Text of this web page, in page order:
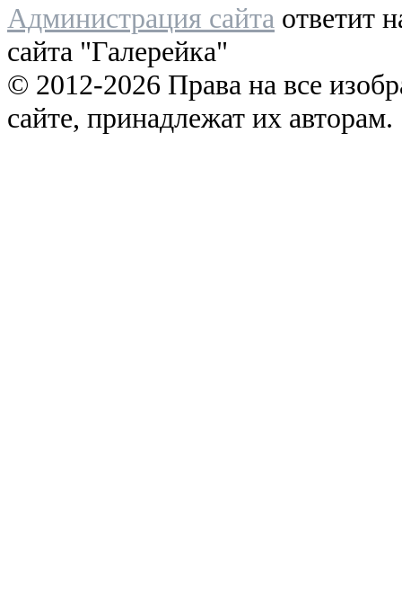
Администрация сайта ответит
сайта "Галерейка"
© 2012-2026 Права на все
сайте, принадлежат их авторам.